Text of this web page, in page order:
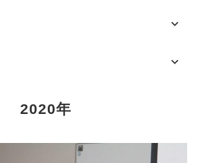
2020年